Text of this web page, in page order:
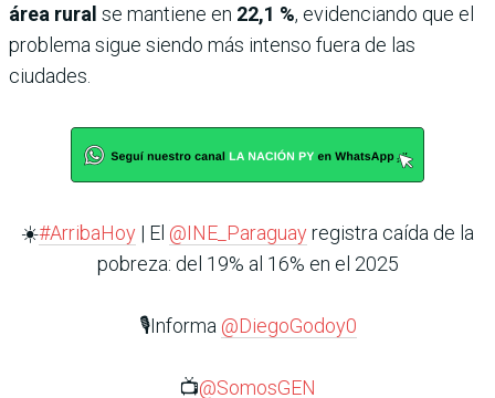
área rural se mantiene en 22,1 %, evidenciando que el
problema sigue siendo más intenso fuera de las
ciudades.
☀️#ArribaHoy | El @INE_Paraguayregistra caída de la
pobreza: del 19% al 16% en el 2025
🎙️Informa @DiegoGodoy0
📺@SomosGEN